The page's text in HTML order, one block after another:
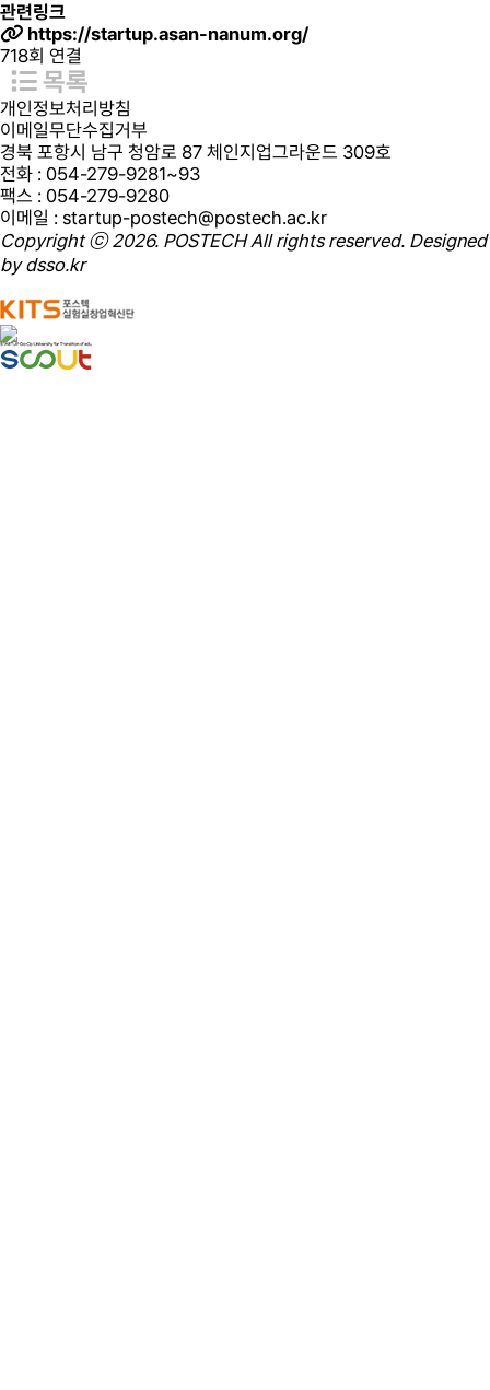
관련링크
https://startup.asan-nanum.org/
718회 연결
목록
개인정보처리방침
이메일무단수집거부
경북 포항시 남구 청암로 87 체인지업그라운드 309호
전화 : 054-279-9281~93
팩스 : 054-279-9280
이메일 : startup-postech@postech.ac.kr
Copyright ⓒ 2026. POSTECH All rights reserved. Designed
bydsso.kr